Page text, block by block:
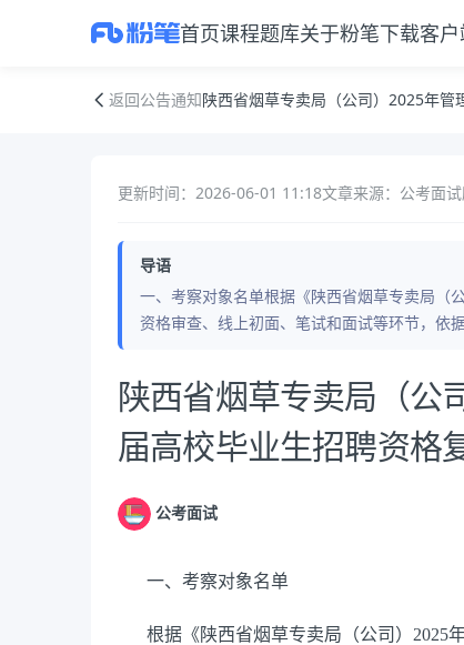
首页课程题库关于粉笔下载客
返回公告通知陕西省烟草专卖局（公司）2025年
更新时间：2026-06-01 11:18文章来源：公考面试
导语
一、考察对象名单根据《陕西省烟草专卖局（
资格审查、线上初面、笔试和面试等环节，依
公告正文
陕西省烟草专卖局（公
届高校毕业生招聘资格
公考面试
一、考察对象名单
根据《陕西省烟草专卖局（公司） 2025